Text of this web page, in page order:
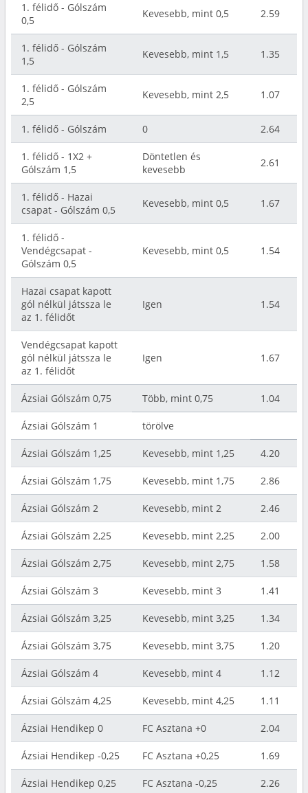
1. félidő - Gólszám
0,5
Kevesebb, mint 0,5 2.59
1. félidő - Gólszám
1,5
Kevesebb, mint 1,5 1.35
1. félidő - Gólszám
2,5
Kevesebb, mint 2,5 1.07
1. félidő - Gólszám 0 2.64
1. félidő - 1X2 +
Gólszám 1,5
Döntetlen és
kevesebb
2.61
1. félidő - Hazai
csapat - Gólszám 0,5
Kevesebb, mint 0,5 1.67
1. félidő -
Vendégcsapat -
Gólszám 0,5
Kevesebb, mint 0,5 1.54
Hazai csapat kapott
gól nélkül játssza le
az 1. félidőt
Igen 1.54
Vendégcsapat kapott
gól nélkül játssza le
az 1. félidőt
Igen 1.67
Ázsiai Gólszám 0,75 Több, mint 0,75 1.04
Ázsiai Gólszám 1 törölve
Ázsiai Gólszám 1,25 Kevesebb, mint 1,25 4.20
Ázsiai Gólszám 1,75 Kevesebb, mint 1,75 2.86
Ázsiai Gólszám 2 Kevesebb, mint 2 2.46
Ázsiai Gólszám 2,25 Kevesebb, mint 2,25 2.00
Ázsiai Gólszám 2,75 Kevesebb, mint 2,75 1.58
Ázsiai Gólszám 3 Kevesebb, mint 3 1.41
Ázsiai Gólszám 3,25 Kevesebb, mint 3,25 1.34
Ázsiai Gólszám 3,75 Kevesebb, mint 3,75 1.20
Ázsiai Gólszám 4 Kevesebb, mint 4 1.12
Ázsiai Gólszám 4,25 Kevesebb, mint 4,25 1.11
Ázsiai Hendikep 0 FC Asztana +0 2.04
Ázsiai Hendikep -0,25 FC Asztana +0,25 1.69
Ázsiai Hendikep 0,25 FC Asztana -0,25 2.26